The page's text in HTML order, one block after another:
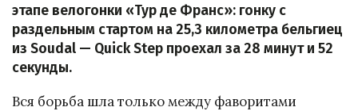
этапе велогонки «Тур де Франс»: гонку с
раздельным стартом на 25,3 километра бельгиец
из Soudal — Quick Step проехал за 28 минут и 52
секунды.
Вся борьба шла только между фаворитами